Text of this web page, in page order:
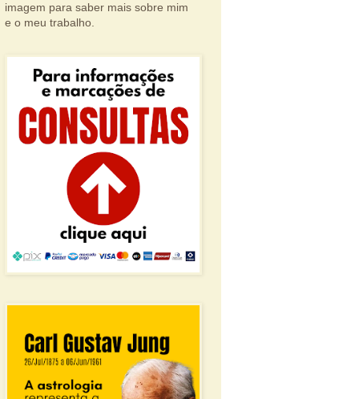
imagem para saber mais sobre mim
e o meu trabalho.